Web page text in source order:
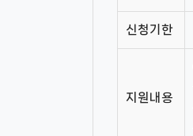
신청기한
지원내용